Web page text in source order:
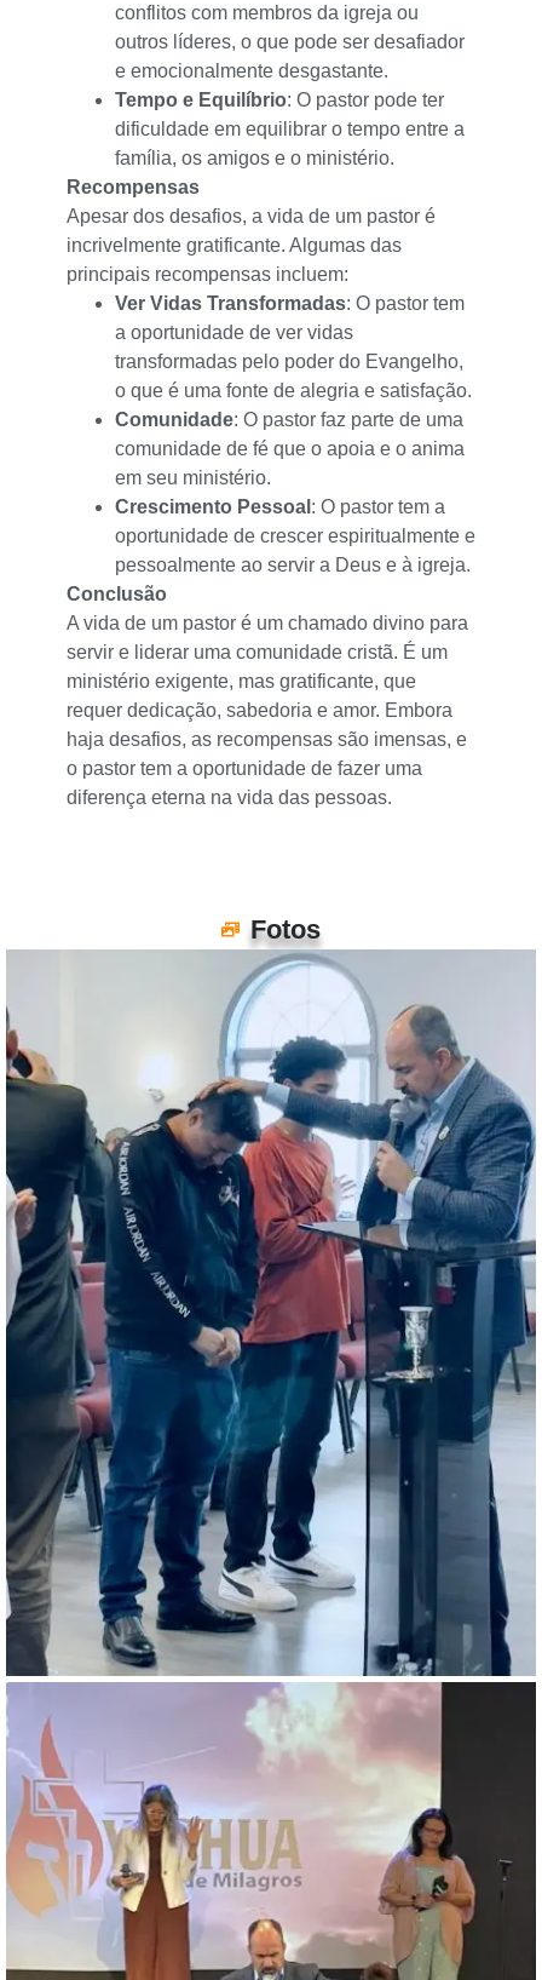
conflitos com membros da igreja ou
outros líderes, o que pode ser desafiador
e emocionalmente desgastante.
Tempo e Equilíbrio: O pastor pode ter
dificuldade em equilibrar o tempo entre a
família, os amigos e o ministério.
Recompensas
Apesar dos desafios, a vida de um pastor é
incrivelmente gratificante. Algumas das
principais recompensas incluem:
Ver Vidas Transformadas: O pastor tem
a oportunidade de ver vidas
transformadas pelo poder do Evangelho,
o que é uma fonte de alegria e satisfação.
Comunidade: O pastor faz parte de uma
comunidade de fé que o apoia e o anima
em seu ministério.
Crescimento Pessoal : O pastor tem a
oportunidade de crescer espiritualmente e
pessoalmente ao servir a Deus e à igreja.
Conclusão
A vida de um pastor é um chamado divino para
servir e liderar uma comunidade cristã. É um
ministério exigente, mas gratificante, que
requer dedicação, sabedoria e amor. Embora
haja desafios, as recompensas são imensas, e
o pastor tem a oportunidade de fazer uma
diferença eterna na vida das pessoas.
Fotos